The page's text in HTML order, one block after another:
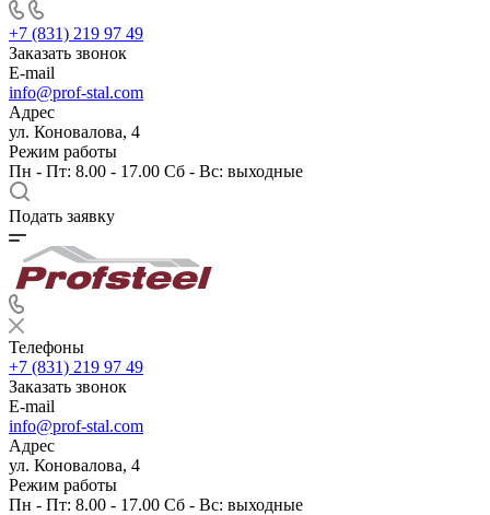
+7 (831) 219 97 49
Заказать звонок
E-mail
info@prof-stal.com
Адрес
ул. Коновалова, 4
Режим работы
Пн - Пт: 8.00 - 17.00 Сб - Вс: выходные
Подать заявку
Телефоны
+7 (831) 219 97 49
Заказать звонок
E-mail
info@prof-stal.com
Адрес
ул. Коновалова, 4
Режим работы
Пн - Пт: 8.00 - 17.00 Сб - Вс: выходные